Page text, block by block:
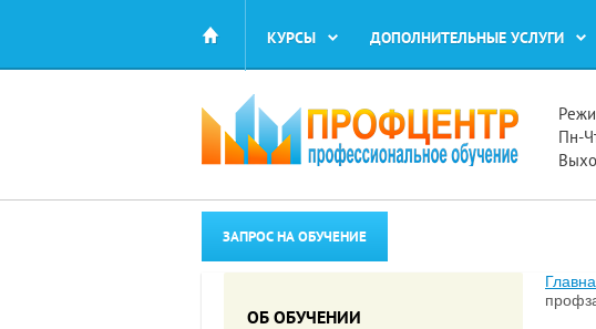
КУРСЫ ДОПОЛНИТЕЛЬНЫЕ УСЛУГИ
Пн-
ЗАПРОС НА ОБУЧЕНИЕ
ОБ ОБУЧЕНИИ